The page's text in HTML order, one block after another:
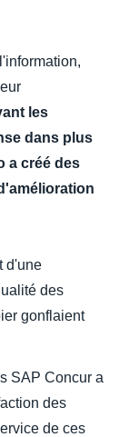
(Español)
les
dans plus
a créé des
d'une
des
gonflaient
SAP Concur a
des
de ces